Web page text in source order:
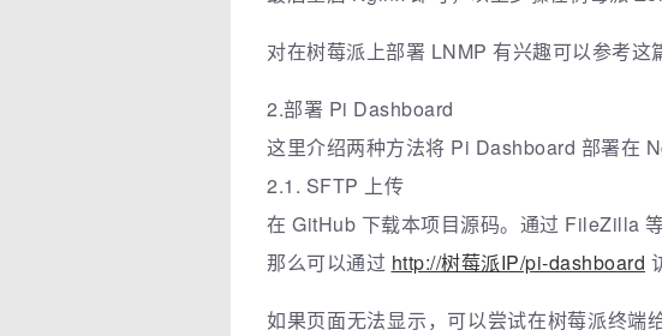
对在树莓派上部署 LNMP 有兴趣可以参考这
2.部署 Pi Dashboard
这里介绍两种方法将 Pi Dashboard 部署在
2.1. SFTP 上传
在 GitHub 下载本项目源码。通过 FileZilla
那么可以通过 http://树莓派IP/pi-dashboard
如果页面无法显示，可以尝试在树莓派终端